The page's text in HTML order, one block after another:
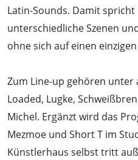
Latin-Sounds. Damit
unterschiedliche Szenen
ohne sich auf einen
Zum Line-up gehören unter
Loaded, Lugke,
Michel. Ergänzt wird das
Mezmoe und Short T im
Künstlerhaus selbst tritt